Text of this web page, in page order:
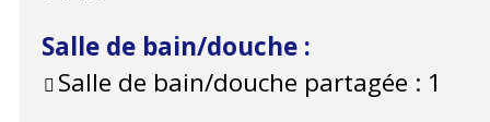
Salle de bain/douche :
Salle de bain/douche partagée : 1